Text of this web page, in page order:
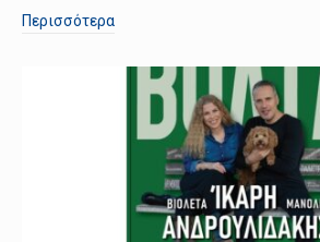
Περισσότερα